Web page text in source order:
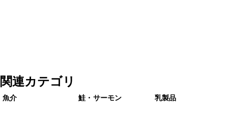
関連カテゴリ
魚介 鮭・サーモン 乳製品